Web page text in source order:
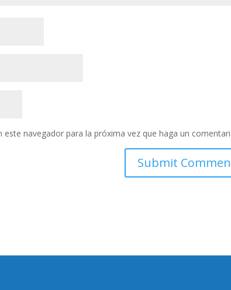
navegador para la próxima vez que haga un